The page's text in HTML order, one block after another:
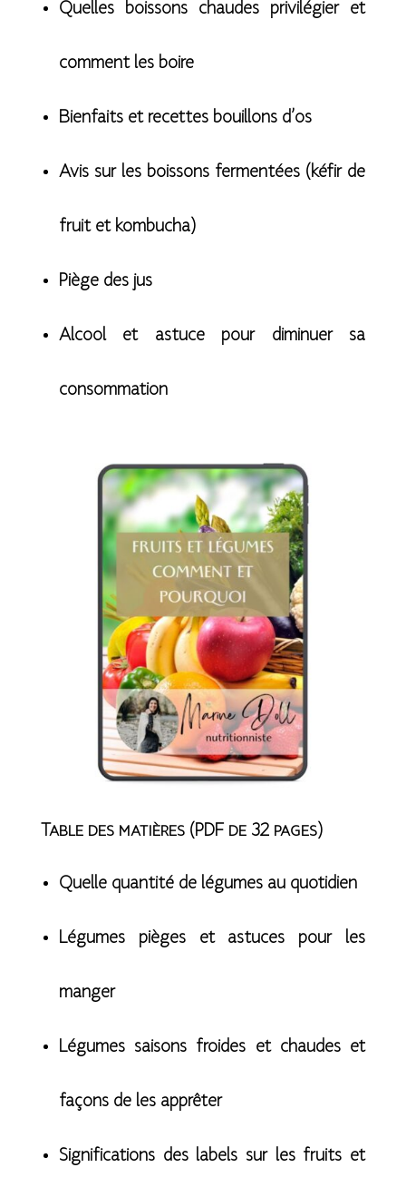
Quelles boissons chaudes privilégier et
comment les boire
Bienfaits et recettes bouillons d’os
Avis sur les boissons fermentées (kéfir de
fruit et kombucha)
Piège des jus
Alcool et astuce pour diminuer sa
consommation
Table des matières (PDF de 32 pages)
Quelle quantité de légumes au quotidien
Légumes pièges et astuces pour les
manger
Légumes saisons froides et chaudes et
façons de les apprêter
Significations des labels sur les fruits et